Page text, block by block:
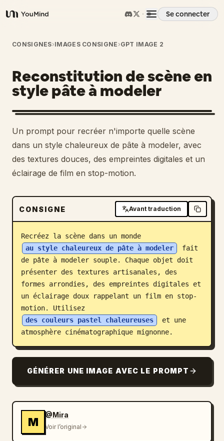
YouMind
Se connecter
Aperçu
Cas d'usage
Compétences
Invites
Tarifs
Télécharger
Blog
Mises à jour
CONSIGNES›IMAGES CONSIGNE ›GPT IMAGE 2
Reconstitution de scène en
style pâte à modeler
Un prompt pour recréer n'importe quelle scène
dans un style chaleureux de pâte à modeler, avec
des textures douces, des empreintes digitales et un
éclairage de film en stop-motion.
CONSIGNE Avant traduction
Recréez la scène dans un monde
au style chaleureux de pâte à modeler
fait
de pâte à modeler souple. Chaque objet doit
présenter des textures artisanales, des
formes arrondies, des empreintes digitales et
un éclairage doux rappelant un film en stop-
motion. Utilisez
des couleurs pastel chaleureuses
et une
atmosphère cinématographique mignonne.
GÉNÉRER UNE IMAGE AVEC LE PROMPT
M
@Mira
Voir l’original